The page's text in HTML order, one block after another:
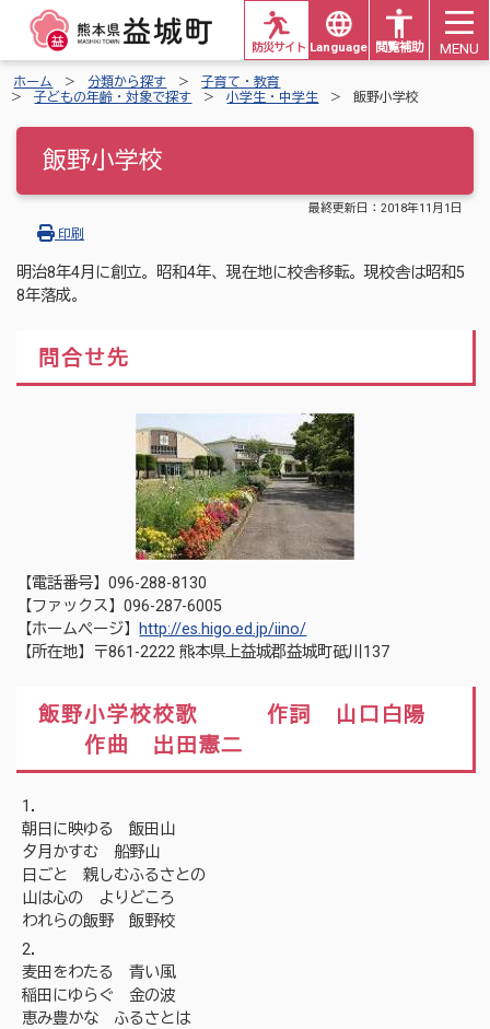
Languages 閲覧補助
防災サイト MENU
ホーム 分類から探す
子育て・教育
子どもの年齢・対象で探す
小学生・中学生 飯野小学校
飯野小学校
最終更新日： 2018年11月1日
印刷
明治8年4月に創立。昭和4年、現在地に校舎移転。現校舎は昭和5
8年落成。
問合せ先
【電話番号】096-288-8130
【ファックス】096-287-6005
【ホームページ】 http://es.higo.ed.jp/iino/
【所在地】〒861-2222 熊本県上益城郡益城町砥川137
飯野小学校校歌 作詞 山口白陽
作曲 出田憲二
1．
朝日に映ゆる 飯田山
夕月かすむ 船野山
日ごと 親しむふるさとの
山は心の よりどころ
われらの飯野 飯野校
2．
麦田をわたる 青い風
稲田にゆらぐ 金の波
恵み豊かな ふるさとは